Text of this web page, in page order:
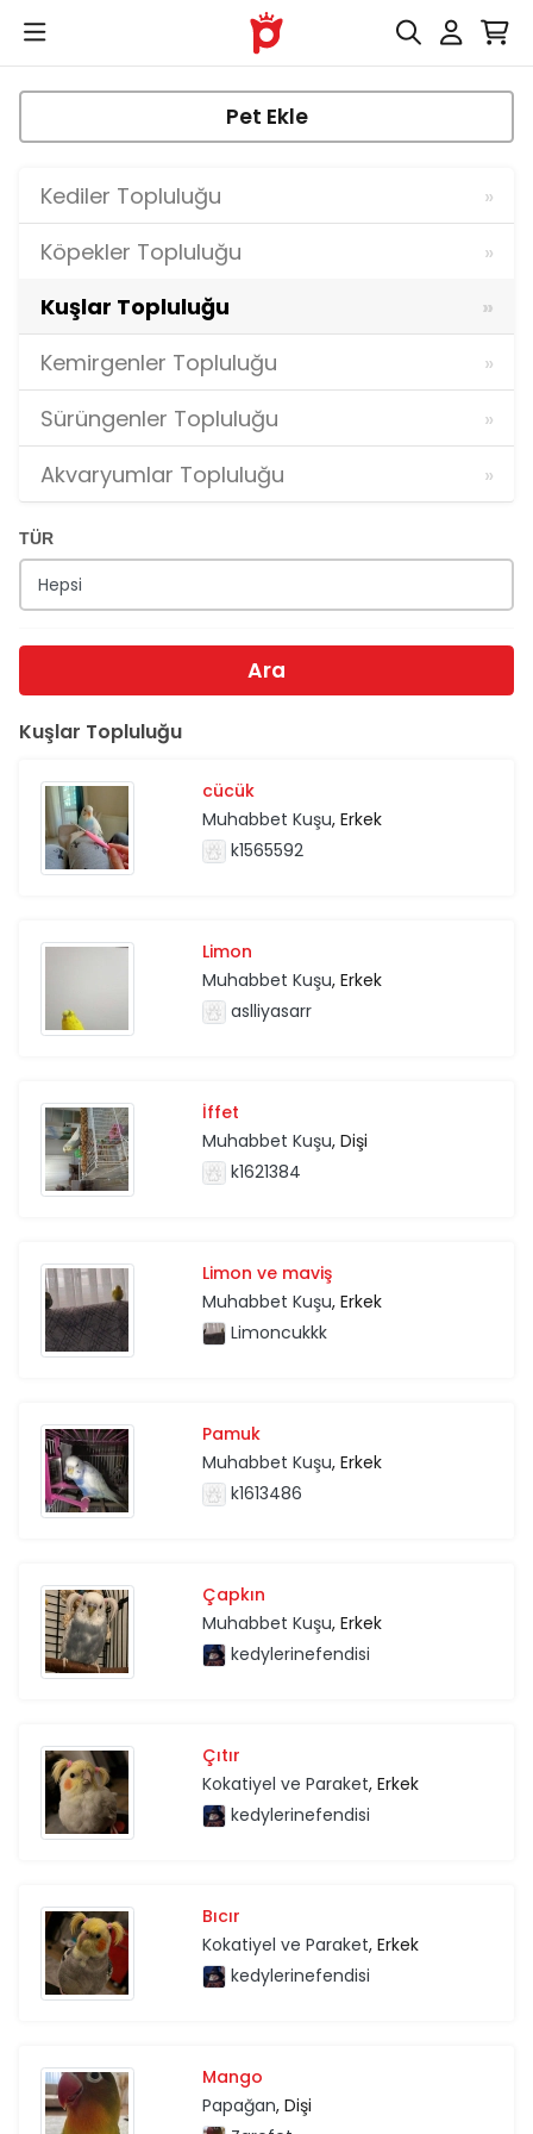
Pet Ekle
Kediler Topluluğu
Köpekler Topluluğu
Kuşlar Topluluğu
Kemirgenler Topluluğu
Sürüngenler Topluluğu
Akvaryumlar Topluluğu
TÜR
Ara
Kuşlar Topluluğu
cücük
Muhabbet Kuşu, Erkek
k1565592
Limon
Muhabbet Kuşu, Erkek
aslliyasarr
İffet
Muhabbet Kuşu, Dişi
k1621384
Limon ve maviş
Muhabbet Kuşu, Erkek
Limoncukkk
Pamuk
Muhabbet Kuşu, Erkek
k1613486
Çapkın
Muhabbet Kuşu, Erkek
kedylerinefendisi
Çıtır
Kokatiyel ve Paraket, Erkek
kedylerinefendisi
Bıcır
Kokatiyel ve Paraket, Erkek
kedylerinefendisi
Mango
Papağan, Dişi